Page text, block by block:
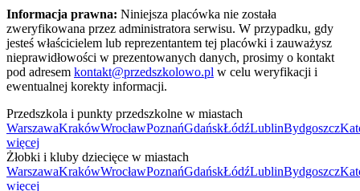
Informacja prawna: Niniejsza placówka nie została
zweryfikowana przez administratora serwisu. W przypadku, gdy
jesteś właścicielem lub reprezentantem tej placówki i zauważysz
nieprawidłowości w prezentowanych danych, prosimy o kontakt
pod adresem kontakt@przedszkolowo.pl w celu weryfikacji i
ewentualnej korekty informacji.
Przedszkola i punkty przedszkolne w miastach
WarszawaKrakówWrocławPoznańGdańskŁódźLublinBydgoszcz
więcej
Żłobki i kluby dziecięce w miastach
WarszawaKrakówWrocławPoznańGdańskŁódźLublinBydgoszcz
więcej